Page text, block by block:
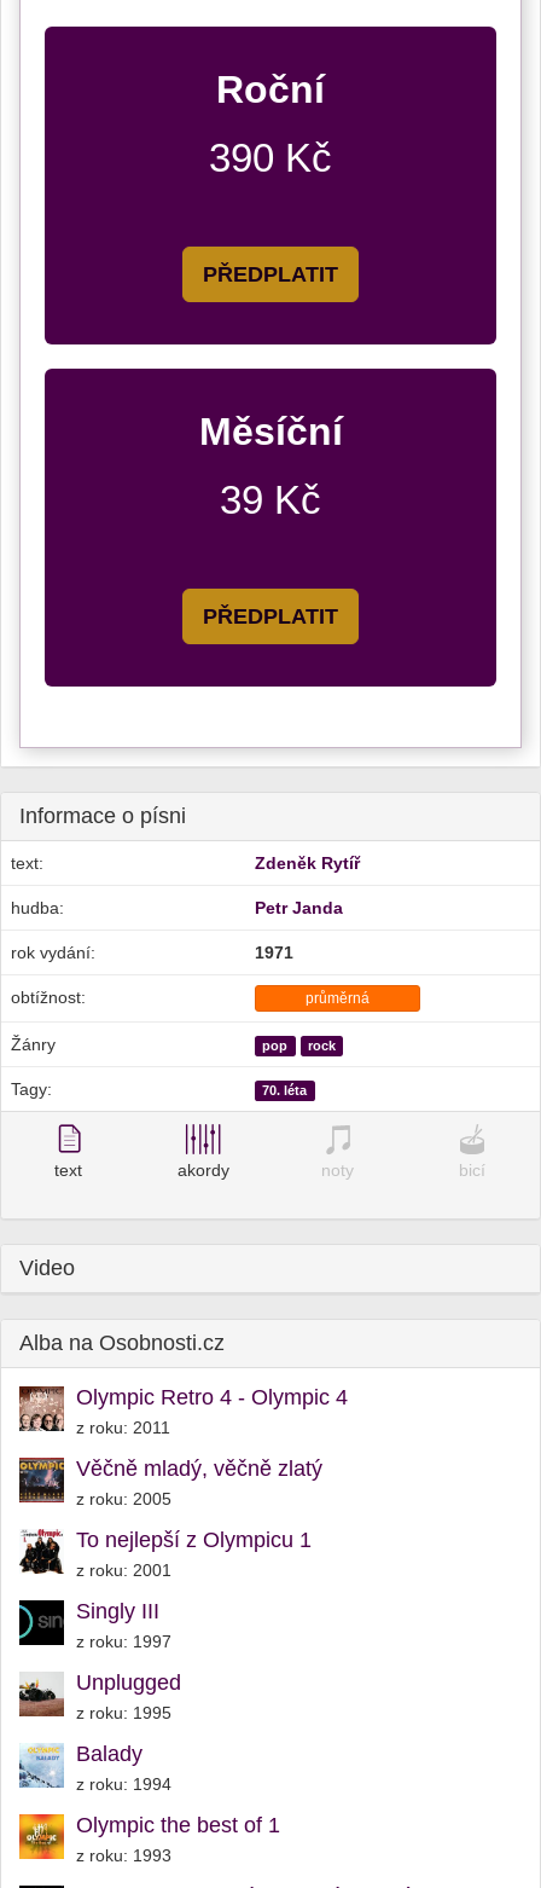
Roční
390 Kč
PŘEDPLATIT
Měsíční
39 Kč
PŘEDPLATIT
Informace o písni
text: Zdeněk Rytíř
hudba: Petr Janda
rok vydání: 1971
obtížnost: průměrná
Žánry pop rock
Tagy: 70. léta
text akordy noty bicí
Video
Alba na Osobnosti.cz
Olympic Retro 4 - Olympic 4
z roku: 2011
Věčně mladý, věčně zlatý
z roku: 2005
To nejlepší z Olympicu 1
z roku: 2001
Singly III
z roku: 1997
Unplugged
z roku: 1995
Balady
z roku: 1994
Olympic the best of 1
z roku: 1993